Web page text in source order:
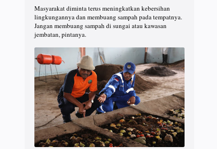
Masyarakat diminta terus meningkatkan kebersihan
lingkungannya dan membuang sampah pada tempatnya.
Jangan membuang sampah di sungai atau kawasan
jembatan, pintanya.